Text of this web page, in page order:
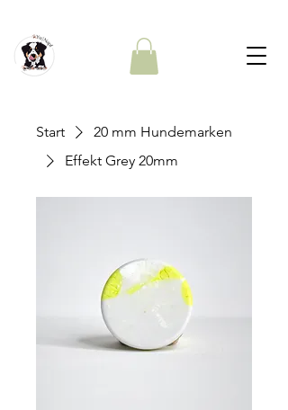
Start
20 mm Hundemarken
Effekt Grey 20mm